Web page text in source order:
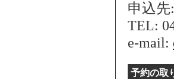
申込
TEL:
e-mail:
予約の取